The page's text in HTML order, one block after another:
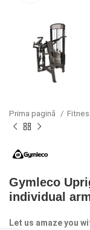
Prima pagină
Gymleco
individual
Let us amaze you